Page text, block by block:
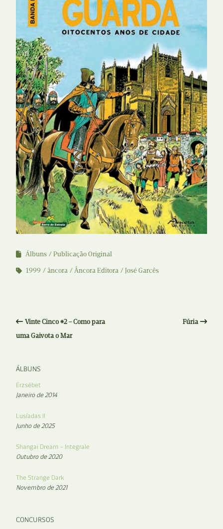
Álbuns
Publicação Original
1999
âncora Âncora Editora José Garcês
Vinte Cinco #2 – Como para
uma Gaivota o Mar
Fúria
ÁLBUNS
Erzsébet
Janeiro de 2014
Lusíadas II
Junho de 2025
Shangai Dream – Integrale
Outubro de 2020
The Strange Dark
Novembro de 2021
CONCURSOS